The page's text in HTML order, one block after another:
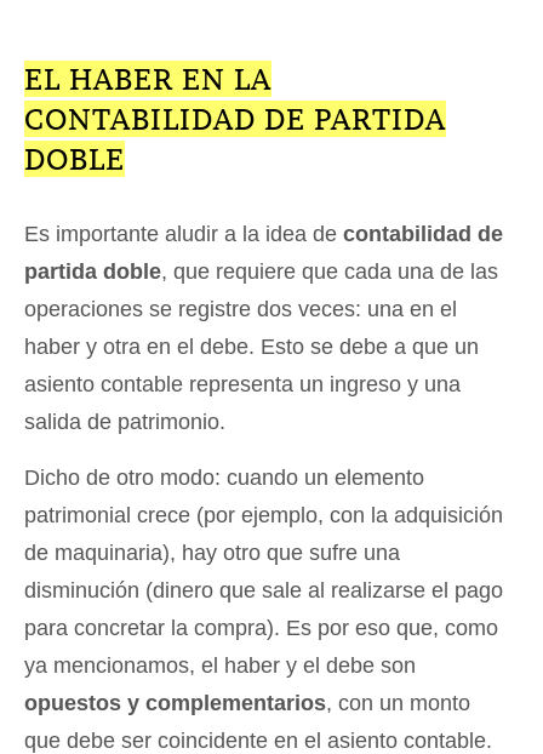
EL HABER EN LA
CONTABILIDAD DE PARTIDA
DOBLE
Es importante aludir a la idea de contabilidad de
partida doble, que requiere que cada una de las
operaciones se registre dos veces: una en el
haber y otra en el debe. Esto se debe a que un
asiento contable representa un ingreso y una
salida de patrimonio.
Dicho de otro modo: cuando un elemento
patrimonial crece (por ejemplo, con la adquisición
de maquinaria), hay otro que sufre una
disminución (dinero que sale al realizarse el pago
para concretar la compra). Es por eso que, como
ya mencionamos, el haber y el debe son
opuestos y complementarios, con un monto
que debe ser coincidente en el asiento contable.